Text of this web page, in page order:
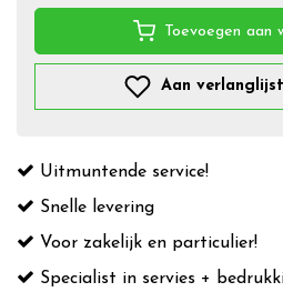
Toevoegen aan
Aan
Uitmuntende service!
Snelle levering
Voor zakelijk en particulier!
Specialist in servies +